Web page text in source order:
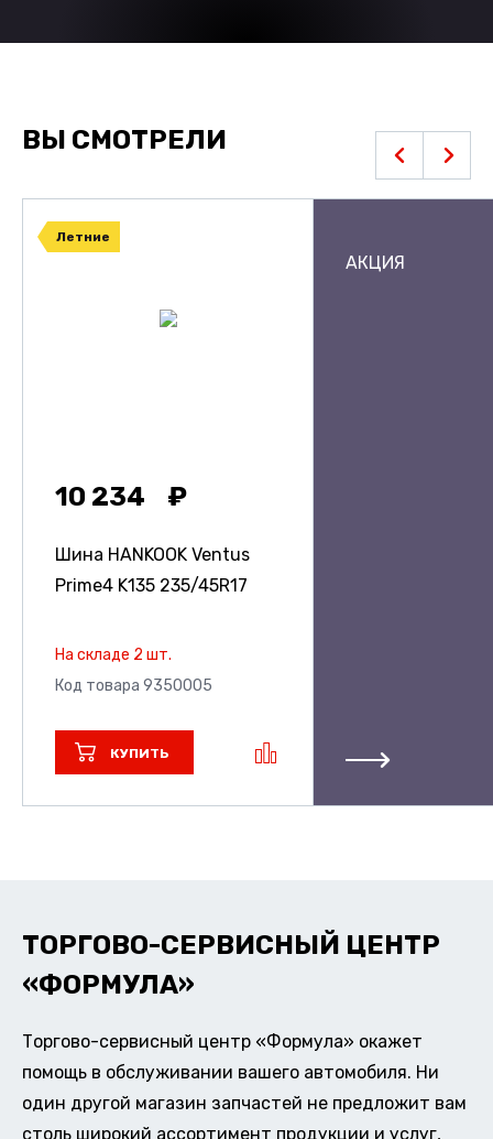
ВЫ СМОТРЕЛИ
Летние
10 234
Шина HANKOOK Ventus
Prime4 K135 235/45R17
На складе 2 шт.
Код товара 9350005
КУПИТЬ
АКЦИЯ
ТОРГОВО-СЕРВИСНЫЙ ЦЕНТР
«ФОРМУЛА»
Торгово-сервисный центр «Формула» окажет
помощь в обслуживании вашего автомобиля. Ни
один другой магазин запчастей не предложит вам
столь широкий ассортимент продукции и услуг,